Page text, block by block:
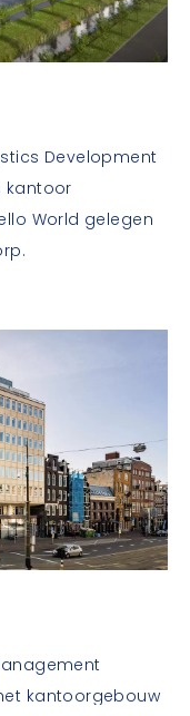
Development
kantoor
World gelegen
kantoorgebouw